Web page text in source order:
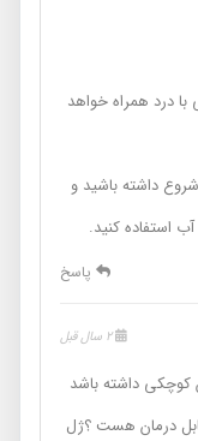
همراه خواهد
باشید و
کنید.
پاسخ
داشته باشد
هست ؟ژل